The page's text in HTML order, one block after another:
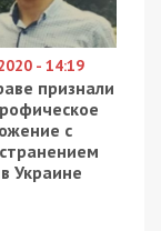
- 14:19
признали
с
Украине